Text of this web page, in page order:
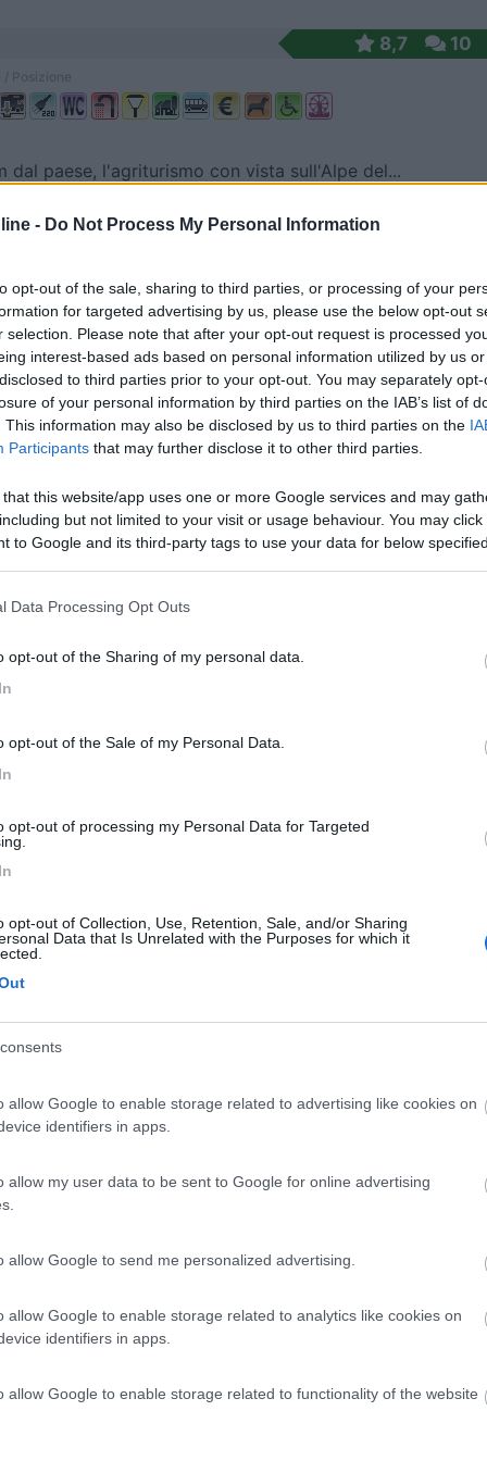
- Do Not Process My Personal Information
opt-out of the sale, sharing to third parties, or processing of your
for targeted advertising by us, please use the below opt-out
selection. Please note that after your opt-out request is processed
interest-based ads based on personal information utilized by us
to third parties prior to your opt-out. You may separately
of your personal information by third parties on the IAB’s list of
This information may also be disclosed by us to third parties on the
Participants that may further disclose it to other third parties.
that this website/app uses one or more Google services and may
but not limited to your visit or usage behaviour. You may
to Google and its third-party tags to use your data for below
Data Processing Opt Outs
opt-out of the Sharing of my personal data.
opt-out of the Sale of my Personal Data.
opt-out of processing my Personal Data for Targeted
opt-out of Collection, Use, Retention, Sale, and/or Sharing
Data that Is Unrelated with the Purposes for which it
allow Google to enable storage related to advertising like cookies on
identifiers in apps.
allow my user data to be sent to Google for online advertising
allow Google to send me personalized advertising.
allow Google to enable storage related to analytics like cookies on
identifiers in apps.
allow Google to enable storage related to functionality of the website
8,7 10
dal paese, l'agriturismo con vista sull'Alpe del...
SS 48 delle Dolomiti
6,4
Posizione
in agriturismo, a pagamento carico/scarico e ...
(TN) - 51.5km
9,5 2
Posizione
Posizione
zootecnica e agricola con agricampeggio dotato di...
(BL) - 56.8km
2
da Levico Terme, la struttura a conduzione famigli...
Romana 28B